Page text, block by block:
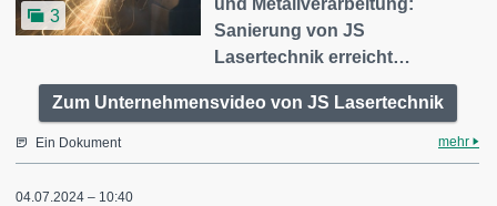
3
Sanierung von JS
Lasertechnik erreicht…
Zum Unternehmensvideo von JS Lasertechnik
Ein Dokument mehr
04.07.2024 – 10:40